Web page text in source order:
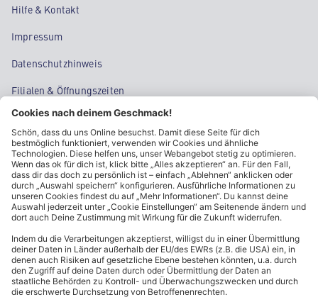
Hilfe & Kontakt
Impressum
Datenschutzhinweis
Filialen & Öffnungszeiten
Kontakt
Cookie-Einstellungen
Kundeninformationen
ALDI Nord folgen